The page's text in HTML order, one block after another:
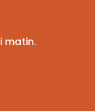
matin.